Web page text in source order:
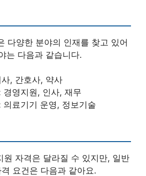
다양한 분야의 인재를 찾고 있어
는 다음과 같습니다.
, 간호사, 약사
경영지원, 인사, 재무
의료기기 운영, 정보기술
원 자격은 달라질 수 있지만, 일반
요건은 다음과 같아요.